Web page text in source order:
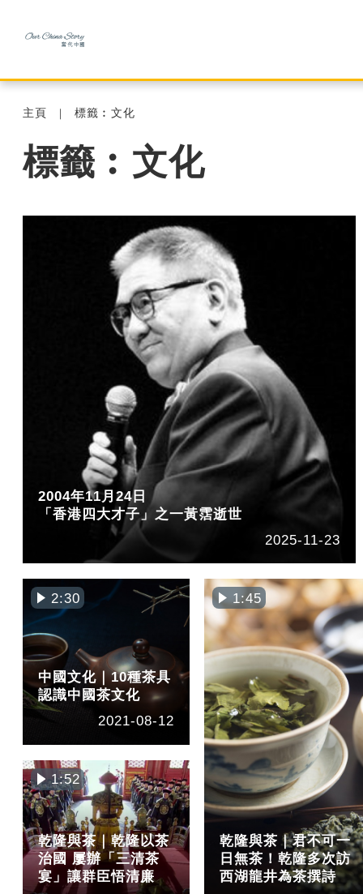
主頁 標籤︰文化
標籤︰文化
2004年11月24日
「香港四大才子」之一黃霑逝世
2025-11-23
2:30
中國文化｜10種茶具
認識中國茶文化
2021-08-12
1:52
乾隆與茶｜乾隆以茶
治國 屢辦「三清茶
宴」讓群臣悟清廉
1:45
乾隆與茶｜君不可一
日無茶！乾隆多次訪
西湖龍井為茶撰詩